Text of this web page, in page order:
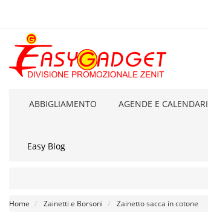
ABBIGLIAMENTO AGENDE E CALENDARI
Easy Blog
Home Zainetti e Borsoni Zainetto sacca in cotone